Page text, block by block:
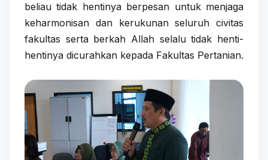
beliau tidak hentinya berpesan untuk menjaga
keharmonisan dan kerukunan seluruh civitas
fakultas serta berkah Allah selalu tidak henti-
hentinya dicurahkan kepada Fakultas Pertanian.